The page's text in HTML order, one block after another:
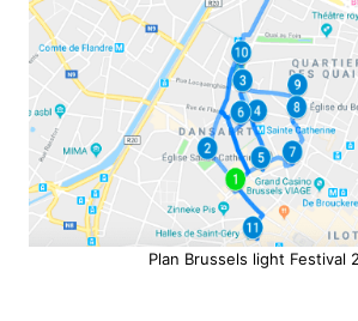
Plan Brussels light Festival